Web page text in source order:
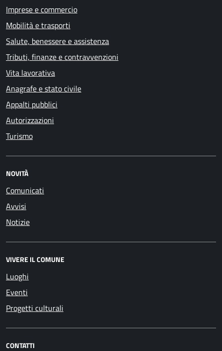
Imprese e commercio
Mobilità e trasporti
Salute, benessere e assistenza
Tributi, finanze e contravvenzioni
Vita lavorativa
Anagrafe e stato civile
Appalti pubblici
Autorizzazioni
Turismo
NOVITÀ
Comunicati
Avvisi
Notizie
VIVERE IL COMUNE
Luoghi
Eventi
Progetti culturali
CONTATTI